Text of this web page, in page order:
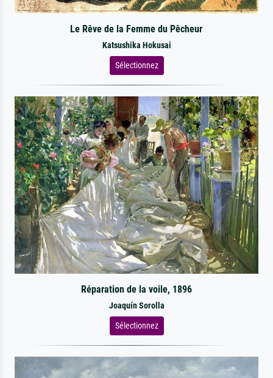
Le Rêve de la Femme du Pêcheur
Katsushika Hokusai
Sélectionnez
Réparation de la voile, 1896
Joaquín Sorolla
Sélectionnez